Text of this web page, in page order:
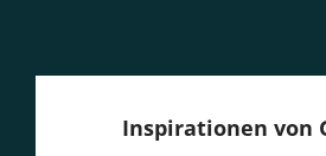
Inspirationen von